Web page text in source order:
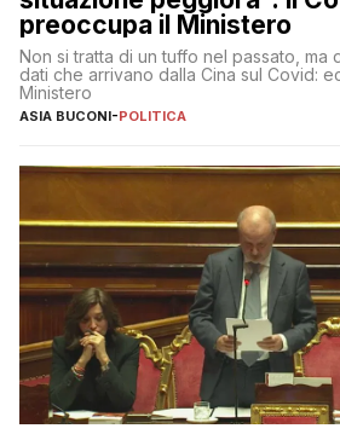
preoccupa il Ministero
Non si tratta di un tuffo nel passato,
dati che arrivano dalla Cina sul Covid:
Ministero
ASIA BUCONI-POLITICA